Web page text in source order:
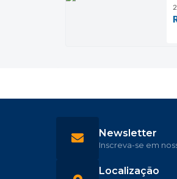
Localização
Newsletter
Inscreva-se em